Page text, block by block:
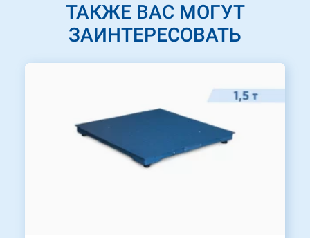
ТАКЖЕ ВАС МОГУТ
ЗАИНТЕРЕСОВАТЬ